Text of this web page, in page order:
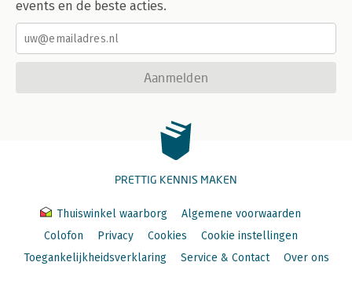
events en de beste acties.
Aanmelden
PRETTIG KENNIS MAKEN
Thuiswinkel waarborg
Algemene voorwaarden
Colofon
Privacy Cookies
Cookie instellingen
Toegankelijkheidsverklaring
Service & Contact Over ons